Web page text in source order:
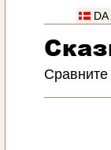
DA
Сравните